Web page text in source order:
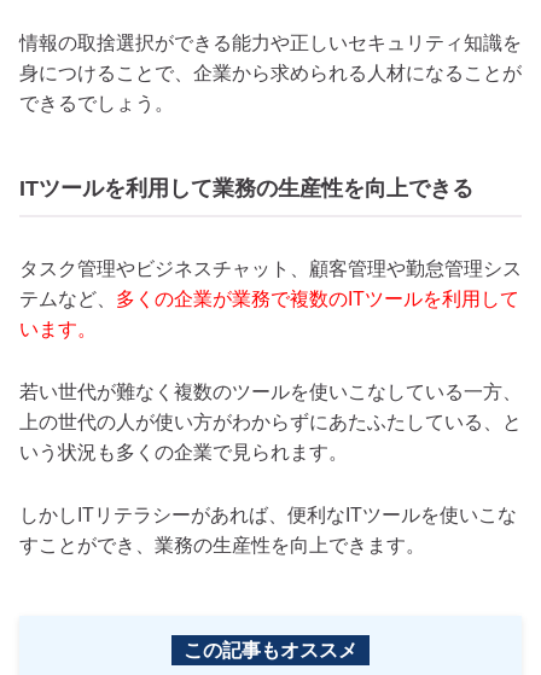
情報の取捨選択ができる能力や正しいセキュリティ知識を
身につけることで、企業から求められる人材になることが
できるでしょう。
ITツールを利用して業務の生産性を向上できる
タスク管理やビジネスチャット、顧客管理や勤怠管理シス
テムなど、 多くの企業が業務で複数のITツールを利用して
います。
若い世代が難なく複数のツールを使いこなしている一方、
上の世代の人が使い方がわからずにあたふたしている、と
いう状況も多くの企業で見られます。
しかしITリテラシーがあれば、便利なITツールを使いこな
すことができ、業務の生産性を向上できます。
この記事もオススメ